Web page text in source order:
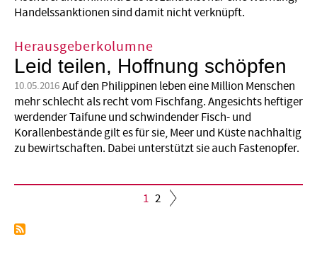
Handelssanktionen sind damit nicht verknüpft.
Herausgeberkolumne
Leid teilen, Hoffnung schöpfen
10.05.2016 Auf den Philippinen leben eine Million Menschen
mehr schlecht als recht vom Fischfang. Angesichts heftiger
werdender Taifune und schwindender Fisch- und
Korallenbestände gilt es für sie, Meer und Küste nachhaltig
zu bewirtschaften. Dabei unterstützt sie auch Fastenopfer.
Seitennummerierung
Aktuelle
1 Seite
2